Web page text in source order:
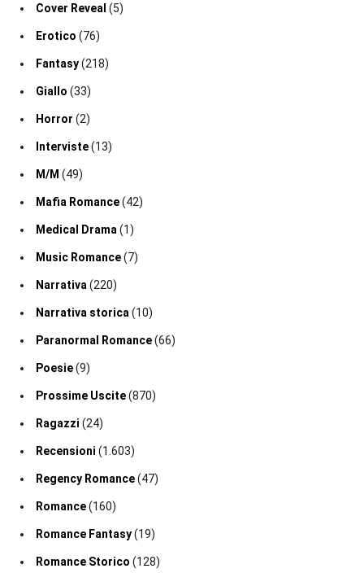
Cover Reveal (5)
Erotico (76)
Fantasy(218)
Giallo (33)
Horror (2)
Interviste(13)
M/M (49)
Mafia Romance(42)
Medical Drama (1)
Music Romance(7)
Narrativa (220)
Narrativa storica (10)
Paranormal Romance(66)
Poesie(9)
Prossime Uscite(870)
Ragazzi (24)
Recensioni (1.603)
Regency Romance(47)
Romance(160)
Romance Fantasy(19)
Romance Storico (128)